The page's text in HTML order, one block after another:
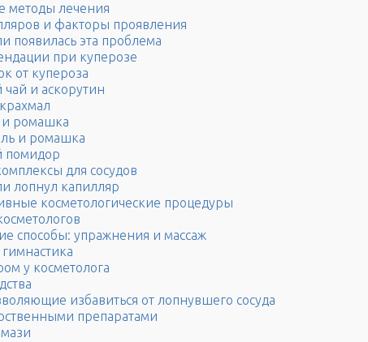
методы лечения
и факторы проявления
появилась эта проблема
при куперозе
от купероза
и аскорутин
и ромашка
и ромашка
помидор
для сосудов
лопнул капилляр
косметологические процедуры
способы: упражнения и массаж
у косметолога
избавиться от лопнувшего сосуда
препаратами